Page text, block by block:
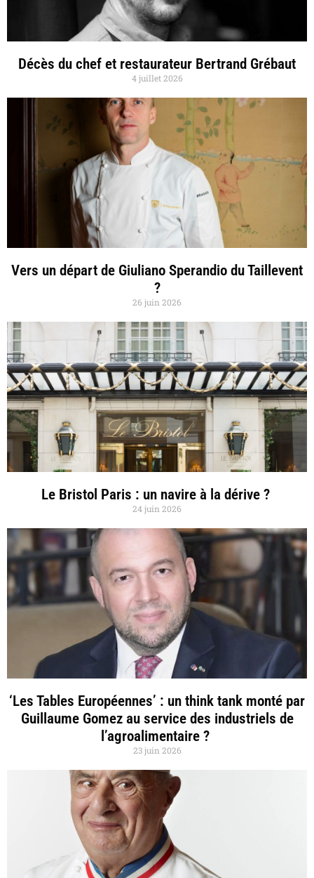
Décès du chef et restaurateur Bertrand Grébaut
4 juillet 2026
Vers un départ de Giuliano Sperandio du Taillevent
?
26 juin 2026
Le Bristol Paris : un navire à la dérive ?
24 juin 2026
‘Les Tables Européennes’ : un think tank monté par
Guillaume Gomez au service des industriels de
l’agroalimentaire ?
23 juin 2026